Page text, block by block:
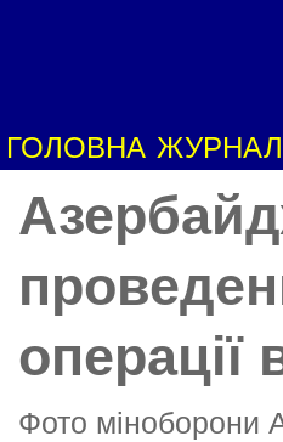
ГОЛОВНА ЖУРНАЛ
операції
Фото міноборони